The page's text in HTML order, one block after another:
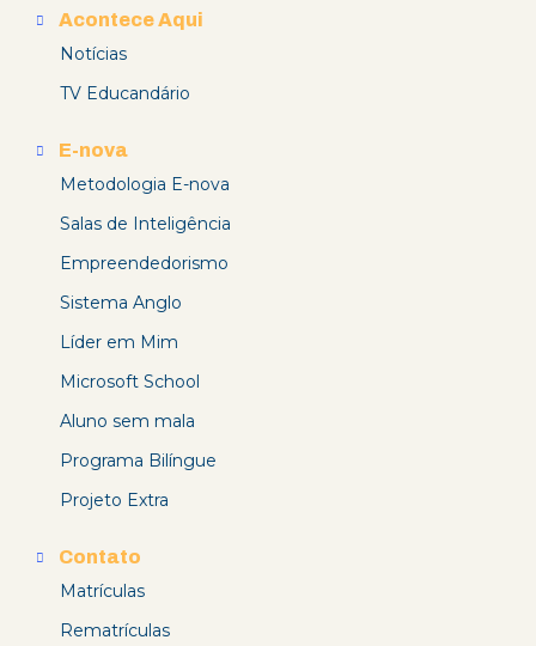
Acontece Aqui
Notícias
TV Educandário
E-nova
Metodologia E-nova
Salas de Inteligência
Empreendedorismo
Sistema Anglo
Líder em Mim
Microsoft School
Aluno sem mala
Programa Bilíngue
Projeto Extra
Contato
Matrículas
Rematrículas